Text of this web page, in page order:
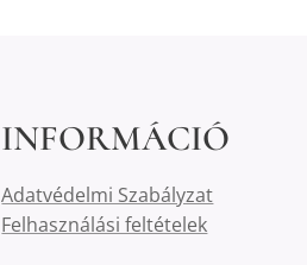
INFORMÁCIÓ
Adatvédelmi Szabályzat
Felhasználási feltételek